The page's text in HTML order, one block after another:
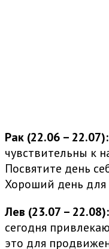
Рак (22.06 – 22.07):
чувствительны к
Посвятите день
Хороший день
Лев (23.07 – 22.08):
сегодня
это для